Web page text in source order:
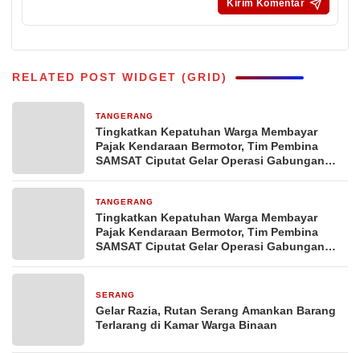
RELATED POST WIDGET (GRID)
TANGERANG
Tingkatkan Kepatuhan Warga Membayar
Pajak Kendaraan Bermotor, Tim Pembina
SAMSAT Ciputat Gelar Operasi Gabungan
TANGERANG
Tingkatkan Kepatuhan Warga Membayar
Pajak Kendaraan Bermotor, Tim Pembina
SAMSAT Ciputat Gelar Operasi Gabungan
SERANG
Gelar Razia, Rutan Serang Amankan Barang
Terlarang di Kamar Warga Binaan